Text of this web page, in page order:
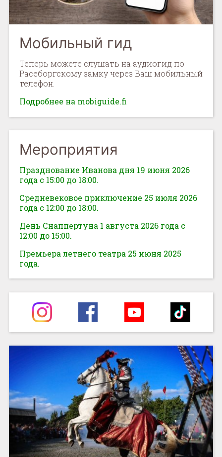
Мобильный гид
Теперь можете слушать на аудиогид по
Расеборгскому замку через Ваш мобильный
телефон.
Подробнее на mobiguide.fi
Мероприятия
Празднование Иванова дня 19 июня 2026
года с 15:00 до 18:00.
Средневековое приключение 25 июля 2026
года с 12:00 до 18:00.
День Снаппертуна 1 августа 2026 года с
12:00 до 15:00.
Премьера летнего театра 25 июня 2025
года.